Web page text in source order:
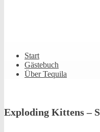
Primary
Navigation
Start
Gästebuch
Über Tequila
Exploding Kittens –